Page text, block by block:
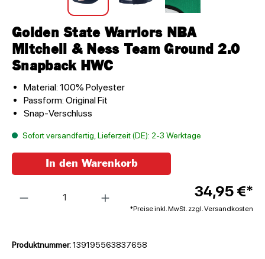
Golden State Warriors NBA
Mitchell & Ness Team Ground 2.0
Snapback HWC
Material: 100% Polyester
Passform: Original Fit
Snap-Verschluss
Sofort versandfertig, Lieferzeit (DE): 2-3 Werktage
34,95 €*
*Preise inkl. MwSt. zzgl. Versandkosten
In den Warenkorb
Produktnummer:139195563837658